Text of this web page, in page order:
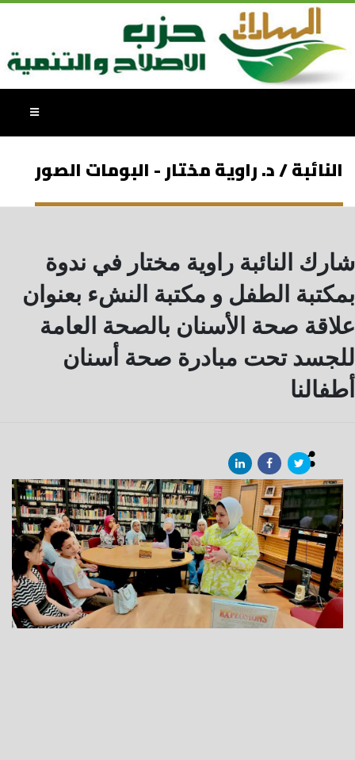
النائبة / د. راوية مختار - البومات الصور
شارك النائبة راوية مختار في ندوة
بمكتبة الطفل و مكتبة النشء بعنوان
علاقة صحة الأسنان بالصحة العامة
للجسد تحت مبادرة صحة أسنان
أطفالنا